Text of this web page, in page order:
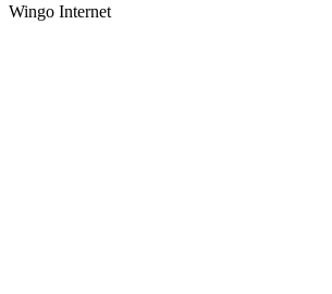
Wingo Internet